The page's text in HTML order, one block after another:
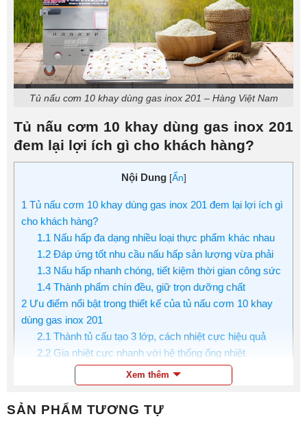
Tủ nấu cơm 10 khay dùng gas inox 201 – Hàng Việt Nam
Tủ nấu cơm 10 khay dùng gas inox 201
đem lại lợi ích gì cho khách hàng?
Nội Dung [Ẩn]
1 Tủ nấu cơm 10 khay dùng gas inox 201 đem lại lợi ích gì
cho khách hàng?
1.1 Nấu hấp đa dạng nhiều loại thực phẩm khác nhau
1.2Đáp ứng tốt nhu cầu nấu hấp sản lượng vừa phải
1.3Nấu hấp nhanh chóng, tiết kiệm thời gian công sức
1.4Thành phẩm chín đều, giữ trọn dưỡng chất
2 Ưu điểm nổi bật trong thiết kế của tủ nấu cơm 10 khay
dùng gas inox 201
2.1 Thành tủ cấu tạo 3 lớp, cách nhiệt cực hiệu quả
2.2Gia nhiệt cực nhanh với hệ thống ống nhiệt
Núm vặn gas sử dụng đơn giản, tiện lợi
Kiểm soát mực nước tự động với phao cấp nước
Chất liệu inox cứng cáp, sử dụng bền bỉ lâu dài
Thiết kế tối ưu đến từng chi tiết nhỏ nhất
Xem thêm
SẢN PHẨM TƯƠNG TỰ